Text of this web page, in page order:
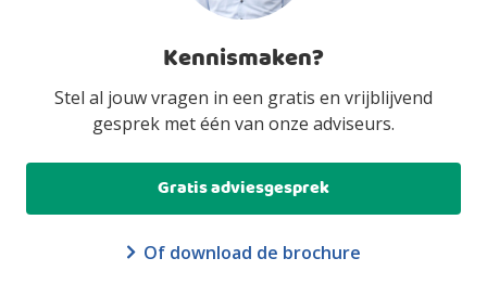
Kennismaken?
Stel al jouw vragen in een gratis en vrijblijvend
gesprek met één van onze adviseurs.
Gratis adviesgesprek
Of download de brochure